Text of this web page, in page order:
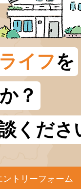
イフを
？
くださ
トリーフォーム